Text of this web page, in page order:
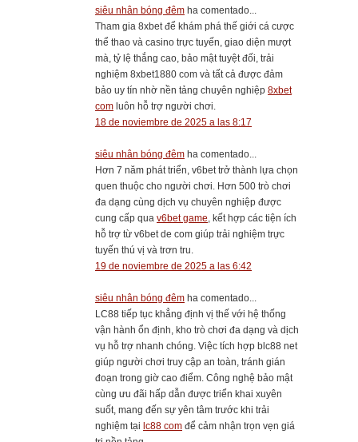
siêu nhân bóng đêm ha comentado...
Tham gia 8xbet để khám phá thế giới cá cược
thể thao và casino trực tuyến, giao diện mượt
mà, tỷ lệ thắng cao, bảo mật tuyệt đối, trải
nghiệm 8xbet1880 com và tất cả được đảm
bảo uy tín nhờ nền tảng chuyên nghiệp 8xbet
com luôn hỗ trợ người chơi.
18 de noviembre de 2025 a las 8:17
siêu nhân bóng đêm ha comentado...
Hơn 7 năm phát triển, v6bet trở thành lựa chọn
quen thuộc cho người chơi. Hơn 500 trò chơi
đa dạng cùng dịch vụ chuyên nghiệp được
cung cấp qua v6bet game, kết hợp các tiện ích
hỗ trợ từ v6bet de com giúp trải nghiệm trực
tuyến thú vị và trơn tru.
19 de noviembre de 2025 a las 6:42
siêu nhân bóng đêm ha comentado...
LC88 tiếp tục khẳng định vị thế với hệ thống
vận hành ổn định, kho trò chơi đa dạng và dịch
vụ hỗ trợ nhanh chóng. Việc tích hợp blc88 net
giúp người chơi truy cập an toàn, tránh gián
đoạn trong giờ cao điểm. Công nghệ bảo mật
cùng ưu đãi hấp dẫn được triển khai xuyên
suốt, mang đến sự yên tâm trước khi trải
nghiệm tại lc88 com để cảm nhận trọn vẹn giá